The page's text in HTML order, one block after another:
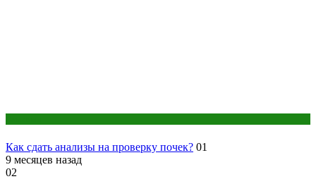
Как сдать анализы на проверку почек? 01
9 месяцев назад
02